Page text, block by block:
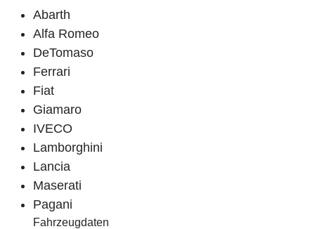
Abarth
Alfa Romeo
DeTomaso
Ferrari
Fiat
Giamaro
IVECO
Lamborghini
Lancia
Maserati
Pagani
Fahrzeugdaten